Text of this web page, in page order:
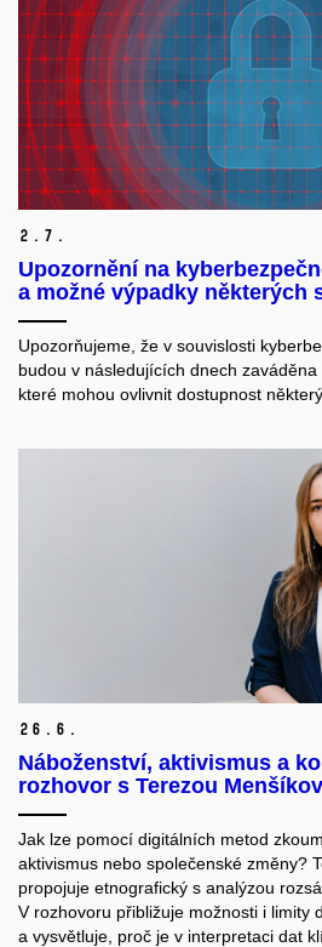
2. 7.
Upozornění na
a možné výpadky některých
Upozorňujeme, že v souvislosti
budou v následujících dnech
které mohou ovlivnit dostupnost
26. 6.
Náboženství, aktivismus a
rozhovor s Terezou
Jak lze pomocí digitálních metod
aktivismus nebo společenské změny?
propojuje etnografický s analýzou
V rozhovoru přibližuje možnosti i limity
a vysvětluje, proč je v interpretaci dat